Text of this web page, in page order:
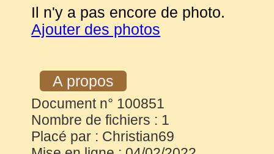
Il n'y a pas encore de photo.
Ajouter des photos
A propos
Document n° 100851
Nombre de fichiers : 1
Placé par : Christian69